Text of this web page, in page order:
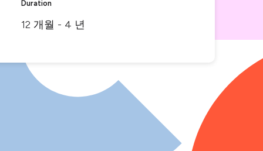
Duration
12 개월 - 4 년